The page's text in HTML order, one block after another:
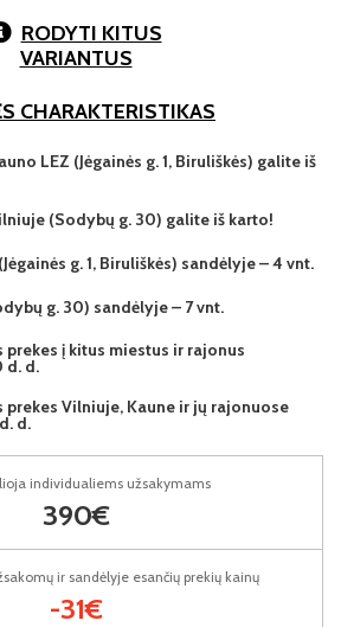
RODYTI KITUS
VARIANTUS
CHARAKTERISTIKAS
LEZ (Jėgainės g. 1, Biruliškės) galite iš
(Sodybų g. 30) galite iš karto!
g. 1, Biruliškės) sandėlyje – 4 vnt.
g. 30) sandėlyje – 7 vnt.
prekes į kitus miestus ir rajonus
d. d.
prekes Vilniuje, Kaune ir jų rajonuose
d.
individualiems užsakymams
390€
ir sandėlyje esančių prekių kainų
-31€